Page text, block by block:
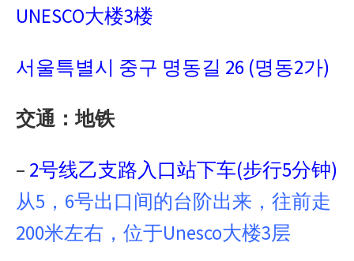
UNESCO大楼3楼
서울특별시 중구 명동길 26 (명동2가)
交通：地铁
– 2号线乙支路入口站下车(步行5分钟)
从5，6号出口间的台阶出来，往前走
200米左右，位于Unesco大楼3层